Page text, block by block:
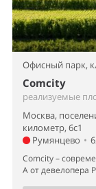
Офисный парк,
Comcity
реализуемые
Москва,
километр, 6с1
Румянцево •
Comcity –
А от девелопера